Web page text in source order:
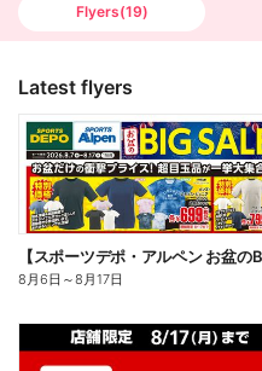
Flyers(19)
Latest flyers
8月6日 ～8月17日